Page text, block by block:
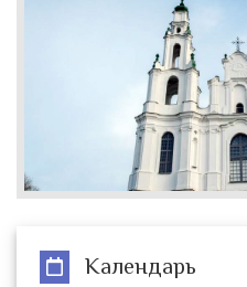
Календарь